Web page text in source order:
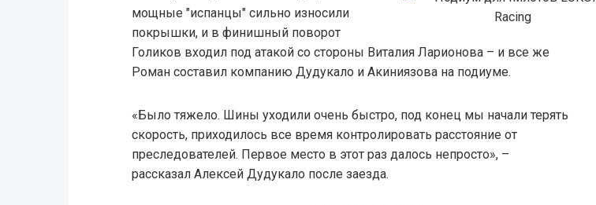
мощные "испанцы" сильно износили
покрышки, и в финишный поворот
Голиков входил под атакой со стороны Виталия Ларионова – и все же
Роман составил компанию Дудукало и Акиниязова на подиуме.
«Было тяжело. Шины уходили очень быстро, под конец мы начали терять
скорость, приходилось все время контролировать расстояние от
преследователей. Первое место в этот раз далось непросто», –
рассказал Алексей Дудукало после заезда.